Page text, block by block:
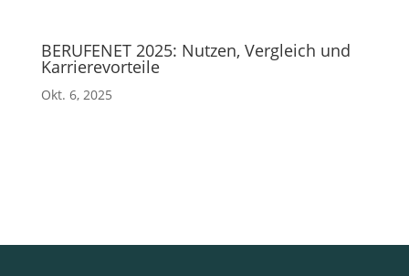
BERUFENET 2025: Nutzen, Vergleich und
Karrierevorteile
Okt. 6, 2025